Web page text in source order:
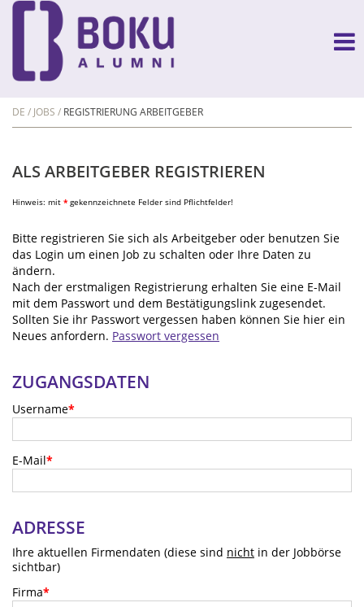
DE JOBS REGISTRIERUNG ARBEITGEBER
ALS ARBEITGEBER REGISTRIEREN
Hinweis: mit * gekennzeichnete Felder sind Pflichtfelder!
Bitte registrieren Sie sich als Arbeitgeber oder benutzen Sie
das Login um einen Job zu schalten oder Ihre Daten zu
ändern.
Nach der erstmaligen Registrierung erhalten Sie eine E-Mail
mit dem Passwort und dem Bestätigungslink zugesendet.
Sollten Sie ihr Passwort vergessen haben können Sie hier ein
Neues anfordern. Passwort vergessen
ZUGANGSDATEN
Username*
E-Mail*
Ihre aktuellen Firmendaten (diese sind nicht in der Jobbörse
sichtbar)
ADRESSE
Firma*